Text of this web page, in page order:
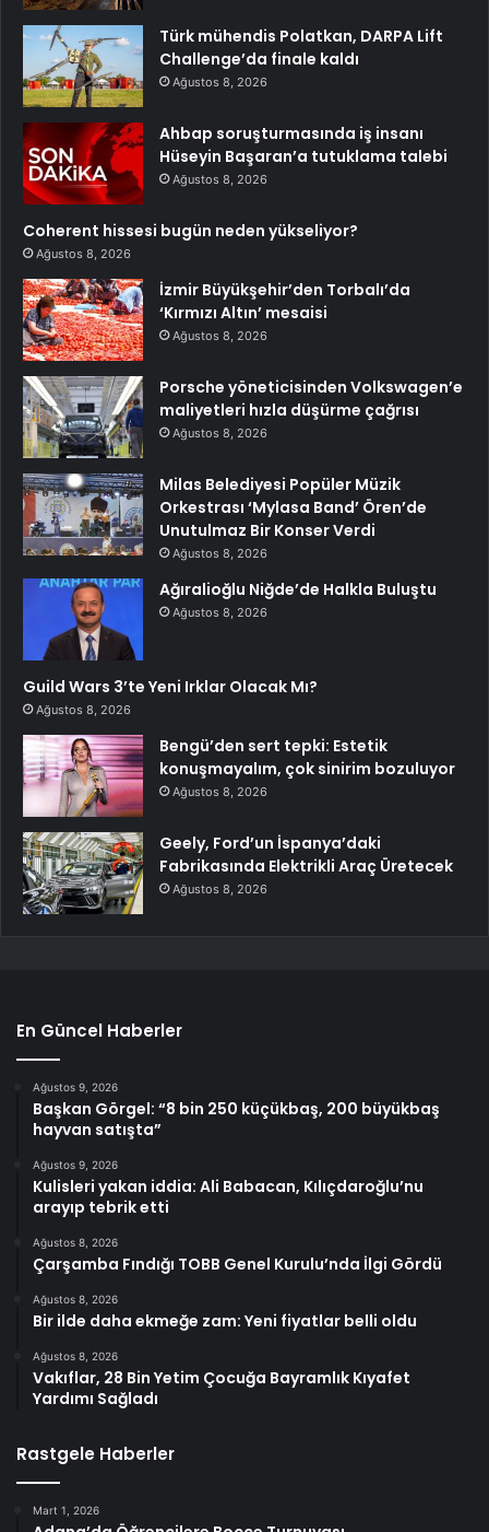
Türk mühendis Polatkan, DARPA Lift
Challenge’da finale kaldı
Ağustos 8, 2026
Ahbap soruşturmasında iş insanı
Hüseyin Başaran’a tutuklama talebi
Ağustos 8, 2026
Coherent hissesi bugün neden yükseliyor?
Ağustos 8, 2026
İzmir Büyükşehir’den Torbalı’da
‘Kırmızı Altın’ mesaisi
Ağustos 8, 2026
Porsche yöneticisinden Volkswagen’e
maliyetleri hızla düşürme çağrısı
Ağustos 8, 2026
Milas Belediyesi Popüler Müzik
Orkestrası ‘Mylasa Band’ Ören’de
Unutulmaz Bir Konser Verdi
Ağustos 8, 2026
Ağıralioğlu Niğde’de Halkla Buluştu
Ağustos 8, 2026
Guild Wars 3’te Yeni Irklar Olacak Mı?
Ağustos 8, 2026
Bengü’den sert tepki: Estetik
konuşmayalım, çok sinirim bozuluyor
Ağustos 8, 2026
Geely, Ford’un İspanya’daki
Fabrikasında Elektrikli Araç Üretecek
Ağustos 8, 2026
En Güncel Haberler
Ağustos 9, 2026
Başkan Görgel: “8 bin 250 küçükbaş, 200 büyükbaş
hayvan satışta”
Ağustos 9, 2026
Kulisleri yakan iddia: Ali Babacan, Kılıçdaroğlu’nu
arayıp tebrik etti
Ağustos 8, 2026
Çarşamba Fındığı TOBB Genel Kurulu’nda İlgi Gördü
Ağustos 8, 2026
Bir ilde daha ekmeğe zam: Yeni fiyatlar belli oldu
Ağustos 8, 2026
Vakıflar, 28 Bin Yetim Çocuğa Bayramlık Kıyafet
Yardımı Sağladı
Rastgele Haberler
Mart 1, 2026